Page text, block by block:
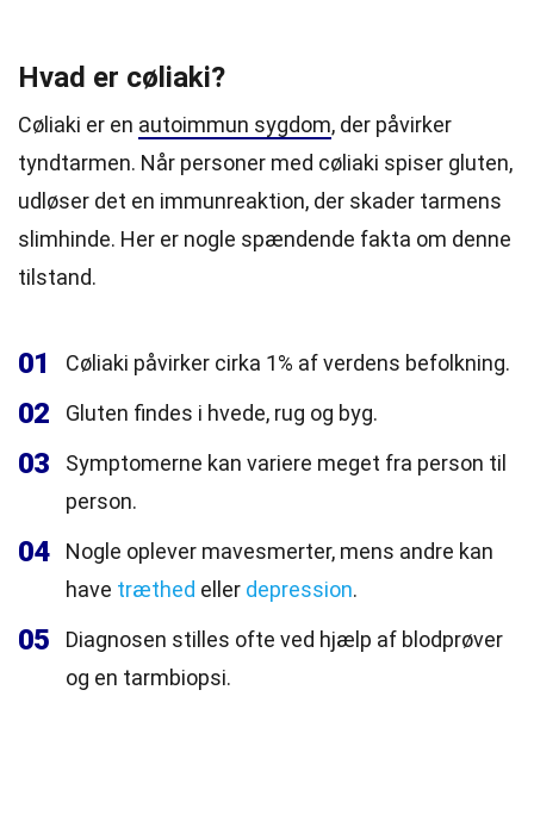
Hvad er cøliaki?
Cøliaki er en autoimmun sygdom, der påvirker
tyndtarmen. Når personer med cøliaki spiser gluten,
udløser det en immunreaktion, der skader tarmens
slimhinde. Her er nogle spændende fakta om denne
tilstand.
01 Cøliaki påvirker cirka 1% af verdens befolkning.
02 Gluten findes i hvede, rug og byg.
03
Symptomerne kan variere meget fra person til
person.
04
Nogle oplever mavesmerter, mens andre kan
have træthed eller depression.
05
Diagnosen stilles ofte ved hjælp af blodprøver
og en tarmbiopsi.